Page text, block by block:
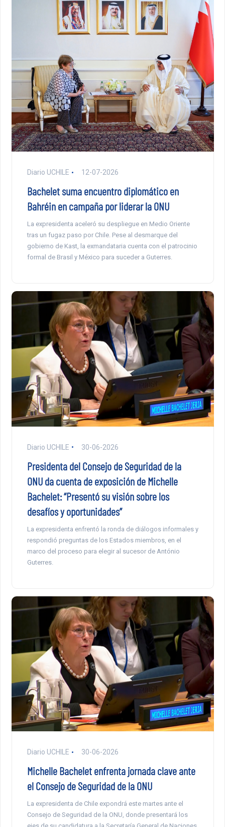
Diario UCHILE 12-07-2026
Bachelet suma encuentro diplomático en
Bahréin en campaña por liderar la ONU
La expresidenta aceleró su despliegue en Medio Oriente
tras un fugaz paso por Chile. Pese al desmarque del
gobierno de Kast, la exmandataria cuenta con el patrocinio
formal de Brasil y México para suceder a Guterres.
Diario UCHILE 30-06-2026
Presidenta del Consejo de Seguridad de la
ONU da cuenta de exposición de Michelle
Bachelet: “Presentó su visión sobre los
desafíos y oportunidades”
La expresidenta enfrentó la ronda de diálogos informales y
respondió preguntas de los Estados miembros, en el
marco del proceso para elegir al sucesor de António
Guterres.
Diario UCHILE 30-06-2026
Michelle Bachelet enfrenta jornada clave ante
el Consejo de Seguridad de la ONU
La expresidenta de Chile expondrá este martes ante el
Consejo de Seguridad de la ONU, donde presentará los